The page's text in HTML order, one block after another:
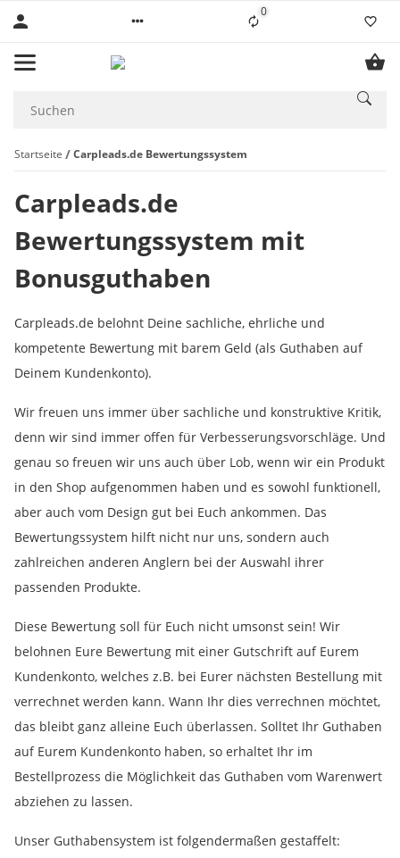
0Liste ist leer
Startseite Carpleads.de Bewertungssystem
Carpleads.de
Bewertungssystem mit
Bonusguthaben
Carpleads.de belohnt Deine sachliche, ehrliche und
kompetente Bewertung mit barem Geld (als Guthaben auf
Deinem Kundenkonto).
Wir freuen uns immer über sachliche und konstruktive Kritik,
denn wir sind immer offen für Verbesserungsvorschläge. Und
genau so freuen wir uns auch über Lob, wenn wir ein Produkt
in den Shop aufgenommen haben und es sowohl funktionell,
aber auch vom Design gut bei Euch ankommen. Das
Bewertungssystem hilft nicht nur uns, sondern auch
zahlreichen anderen Anglern bei der Auswahl ihrer
passenden Produkte.
Diese Bewertung soll für Euch nicht umsonst sein! Wir
belohnen Eure Bewertung mit einer Gutschrift auf Eurem
Kundenkonto, welches z.B. bei Eurer nächsten Bestellung mit
verrechnet werden kann. Wann Ihr dies verrechnen möchtet,
das bleibt ganz alleine Euch überlassen. Solltet Ihr Guthaben
auf Eurem Kundenkonto haben, so erhaltet Ihr im
Bestellprozess die Möglichkeit das Guthaben vom Warenwert
abziehen zu lassen.
Unser Guthabensystem ist folgendermaßen gestaffelt: